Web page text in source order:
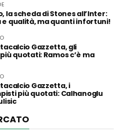
la scheda di Stones all’Inter:
e qualità, ma quanti infortuni!
Gazzetta, gli
quotati: Ramos c’è ma
Gazzetta, i
più quotati: Calhanoglu